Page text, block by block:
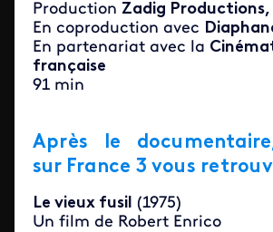
Production Zadig Productions,
En coproduction avec
En partenariat avec la
française
91 min
Après le
sur France 3 vous
Le vieux fusil (1975)
Un film de Robert Enrico